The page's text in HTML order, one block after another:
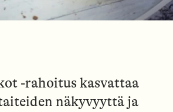
-rahoitus kasvattaa
näkyvyyttä ja